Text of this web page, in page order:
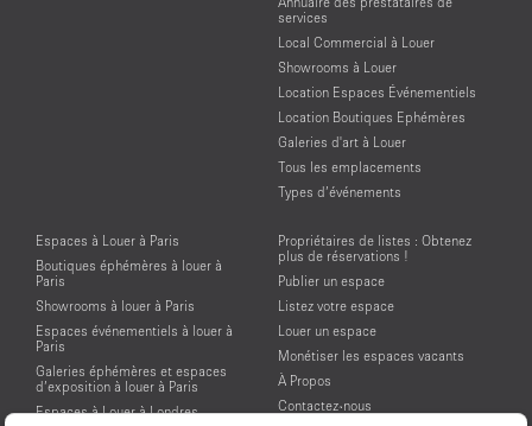
services
Local Commercial à Louer
Showrooms à Louer
Location Espaces Événementiels
Location Boutiques Ephémères
Galeries d'art à Louer
Tous les emplacements
Types d’événements
Espaces à Louer à Paris
Boutiques éphémères à louer à
Paris
Showrooms à louer à Paris
Espaces événementiels à louer à
Paris
Galeries éphémères et espaces
d’exposition à louer à Paris
Espaces à Louer à Londres
Propriétaires de listes : Obtenez
plus de réservations !
Publier un espace
Listez votre espace
Louer un espace
Monétiser les espaces vacants
À Propos
Contactez-nous